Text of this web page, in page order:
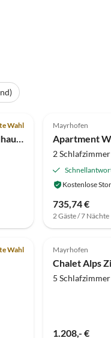
Inserat
Wahl
Ferienwohnung Ahorn im Landhaus Christina
Mayrhofen
2 Schlafzimmer
Kostenlose
735,74 €
2 Gäste / 7 Nächte
Wahl
4.5 (2)
Mayrhofen
Chalet Alps
5 Schlafzimmer
1.208,- €